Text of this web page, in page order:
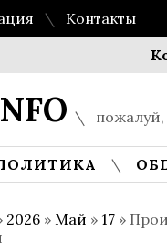
Контакты
2026 » Май » 17 »